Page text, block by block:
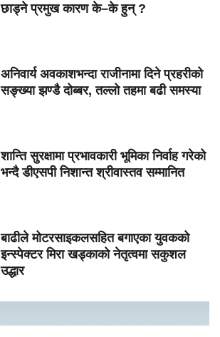
छाड्ने प्रमुख कारण के–के हुन् ?
अनिवार्य अवकाशभन्दा राजीनामा दिने प्रहरीको
सङ्ख्या झण्डै दोब्बर, तल्लो तहमा बढी समस्या
शान्ति सुरक्षामा प्रभावकारी भूमिका निर्वाह गरेको
भन्दै डीएसपी निशान्त श्रीवास्तव सम्मानित
बाढीले मोटरसाइकलसहित बगाएका युवकको
इन्स्पेक्टर मिरा खड्काको नेतृत्वमा सकुशल
उद्धार